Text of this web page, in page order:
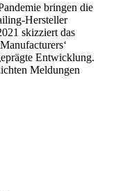
bringen die
Hersteller
skizziert das
Entwicklung.
Meldungen